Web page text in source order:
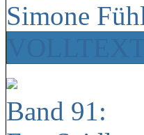
Simone
Band 91: